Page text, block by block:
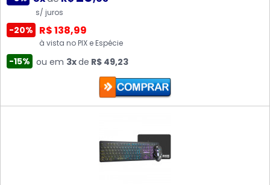
s/ juros
-20% R$ 138,99
à vista no PIX e Espécie
-15% ou em 3xde R$ 49,23